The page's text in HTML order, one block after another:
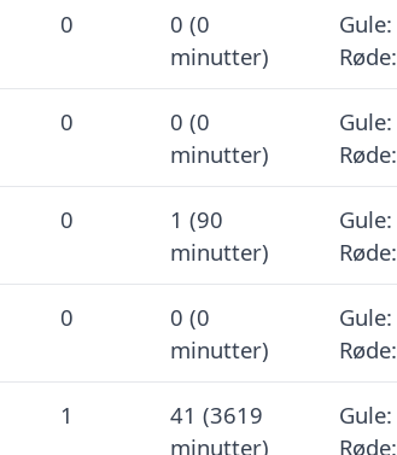
0
0 (0
minutter)
0
0 (0
minutter)
0
1 (90
minutter)
0
0 (0
minutter)
1
41 (3619
minutter)